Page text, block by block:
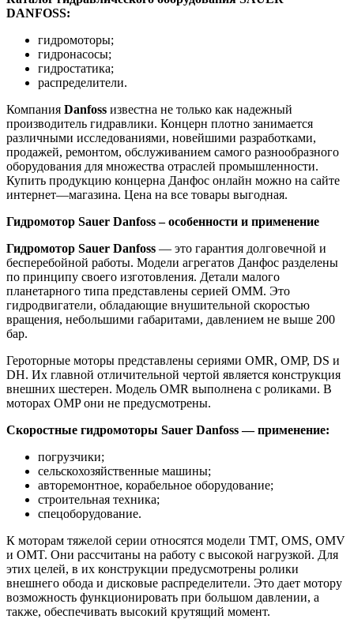
DANFOSS:
гидромоторы;
гидронасосы;
гидростатика;
распределители.
Компания Danfoss известна не только как надежный
производитель гидравлики. Концерн плотно занимается
различными исследованиями, новейшими разработками,
продажей, ремонтом, обслуживанием самого разнообразного
оборудования для множества отраслей промышленности.
Купить продукцию концерна Данфос онлайн можно на сайте
интернет—магазина. Цена на все товары выгодная.
Гидромотор Sauer Danfoss – особенности и применение
Гидромотор Sauer Danfoss — это гарантия долговечной и
бесперебойной работы. Модели агрегатов Данфос разделены
по принципу своего изготовления. Детали малого
планетарного типа представлены серией ОММ. Это
гидродвигатели, обладающие внушительной скоростью
вращения, небольшими габаритами, давлением не выше 200
бар.
Героторные моторы представлены сериями OMR, OMP, DS и
DH. Их главной отличительной чертой является конструкция
внешних шестерен. Модель OMR выполнена с роликами. В
моторах OMP они не предусмотрены.
Скоростные гидромоторы Sauer Danfoss — применение:
погрузчики;
сельскохозяйственные машины;
авторемонтное, корабельное оборудование;
строительная техника;
спецоборудование.
К моторам тяжелой серии относятся модели TMT, OMS, OMV
и OMT. Они рассчитаны на работу с высокой нагрузкой. Для
этих целей, в их конструкции предусмотрены ролики
внешнего обода и дисковые распределители. Это дает мотору
возможность функционировать при большом давлении, а
также, обеспечивать высокий крутящий момент.